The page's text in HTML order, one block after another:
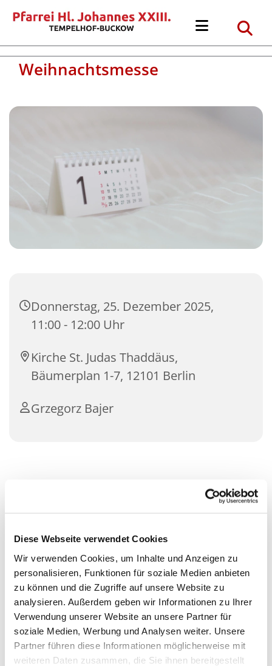
Diese Webseite verwendet Cookies
Wir verwenden Cookies, um Inhalte und Anzeigen zu
personalisieren, Funktionen für soziale Medien anbieten
zu können und die Zugriffe auf unsere Website zu
analysieren. Außerdem geben wir Informationen zu Ihrer
Verwendung unserer Website an unsere Partner für
soziale Medien, Werbung und Analysen weiter. Unsere
Partner führen diese Informationen möglicherweise mit
weiteren Daten zusammen, die Sie ihnen bereitgestellt
Weihnachtsmesse
Donnerstag, 25. Dezember 2025,
11:00 - 12:00 Uhr
Kirche St. Judas Thaddäus,
Bäumerplan 1-7, 12101 Berlin
Grzegorz Bajer